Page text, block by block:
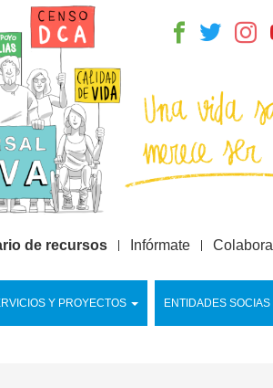
Y PROYECTOS ENTIDADES SOCIAS
de recursos Infórmate Colabora